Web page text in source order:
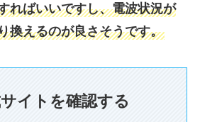
ればいいですし、電波状況が
換えるのが良さそうです。
イトを確認する